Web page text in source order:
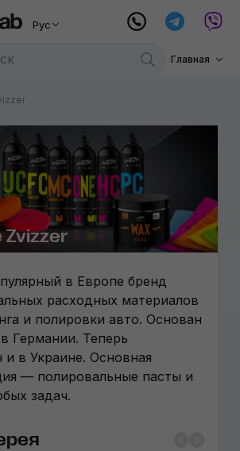
Рус
Главная
Zvizzer
в Европе бренд
расходных материалов
и полировки авто. Основан
Германии. Теперь
и в Украине. Основная
— полировальные пасты и
задач.